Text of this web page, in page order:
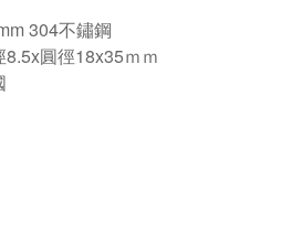
304不鏽鋼
8.5x圓徑18x35ｍｍ